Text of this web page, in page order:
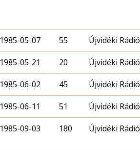
1985-05-07 55 Újvidéki Rádió
1985-05-21 20 Újvidéki Rádió
1985-06-02 45 Újvidéki Rádió
1985-06-11 51 Újvidéki Rádió
1985-09-03 180 Újvidéki Rádió